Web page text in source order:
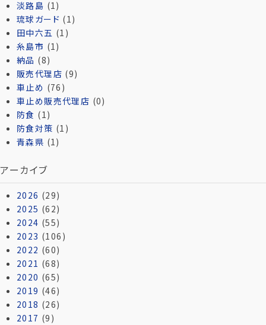
淡路島 (1)
琉球ガード (1)
田中六五 (1)
糸島市 (1)
納品 (8)
販売代理店 (9)
車止め (76)
車止め販売代理店 (0)
防食 (1)
防食対策 (1)
青森県 (1)
アーカイブ
2026 (29)
2025 (62)
2024 (55)
2023 (106)
2022 (60)
2021 (68)
2020 (65)
2019 (46)
2018 (26)
2017 (9)